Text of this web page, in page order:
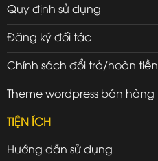
Quy định sử dụng
Đăng ký đối tác
Chính sách đổi trả/hoàn tiền
Theme wordpress bán hàng
TIỆN ÍCH
Hướng dẫn sử dụng